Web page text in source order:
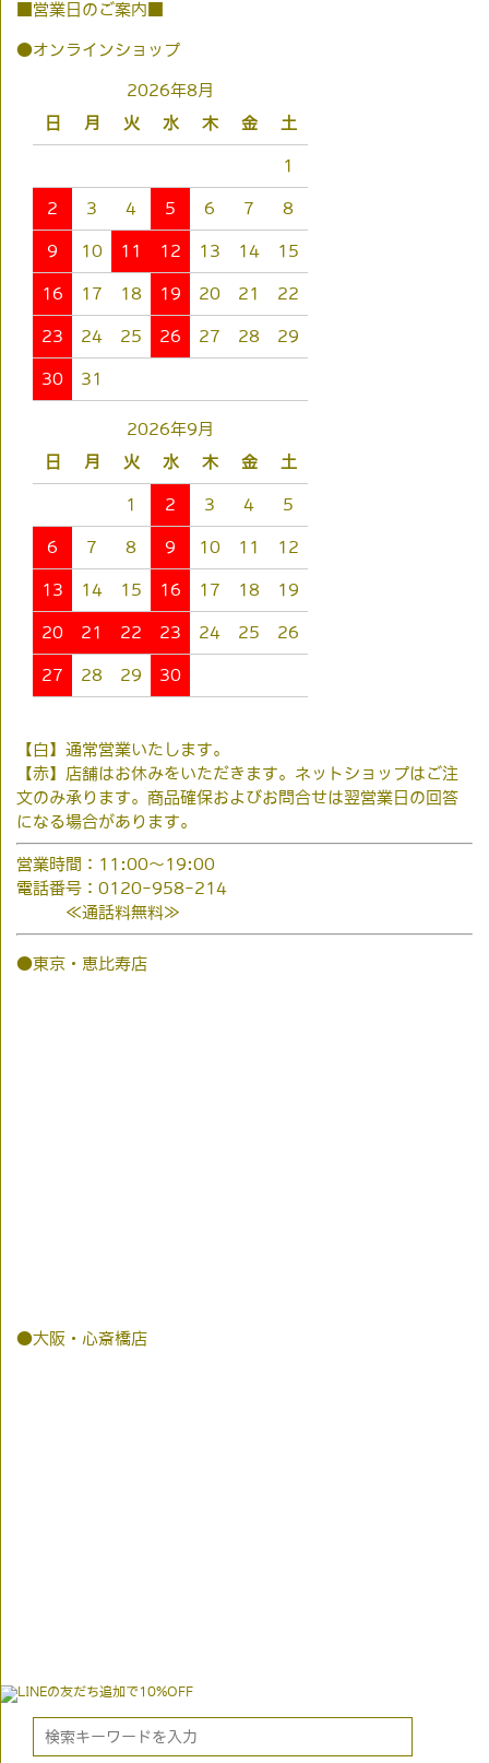
■営業日のご案内■
●オンラインショップ
2026年8月
日
月 火 水 木 金 土
1
2 3 4 5 6 7 8
9 10 11 12 13 14 15
16 17 18 19 20 21 22
23 24 25 26 27 28 29
30 31
2026年9月
日
月 火 水 木 金 土
1 2 3 4 5
6 7 8 9 10 11 12
13 14 15 16 17 18 19
20 21 22 23 24 25 26
27 28 29 30
【白】通常営業いたします。
【赤】店舗はお休みをいただきます。ネットショップはご注
文のみ承ります。商品確保およびお問合せは翌営業日の回答
になる場合があります。
営業時間：11:00～19:00
電話番号：0120-958-214
≪通話料無料≫
●東京・恵比寿店
●大阪・心斎橋店